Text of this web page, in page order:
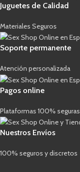
Juguetes de Calidad
Materiales Seguros
Soporte permanente
Atención personalizada
Pagos online
Plataformas 100% seguras
Nuestros Envíos
100% seguros y discretos